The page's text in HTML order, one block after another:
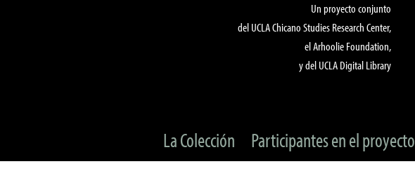
Un proyecto conjunto
del UCLA Chicano Studies Research Center,
el Arhoolie Foundation,
y del UCLA Digital Library
La Colección Participantes en el proyecto